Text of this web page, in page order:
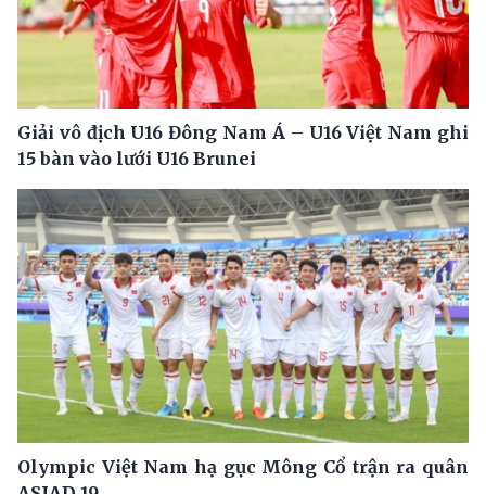
Giải vô địch U16 Đông Nam Á – U16 Việt Nam ghi
15 bàn vào lưới U16 Brunei
Olympic Việt Nam hạ gục Mông Cổ trận ra quân